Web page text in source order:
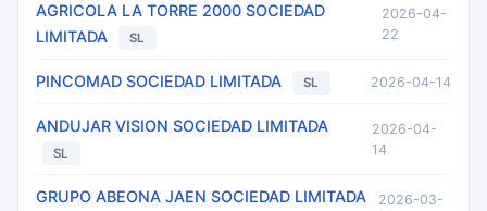
AGRICOLA LA TORRE 2000 SOCIEDAD
LIMITADA
SL
2026-04-
22
PINCOMAD SOCIEDAD LIMITADA SL 2026-04-14
ANDUJAR VISION SOCIEDAD LIMITADA
SL
2026-04-
14
GRUPO ABEONA JAEN SOCIEDAD LIMITADA
2026-03-